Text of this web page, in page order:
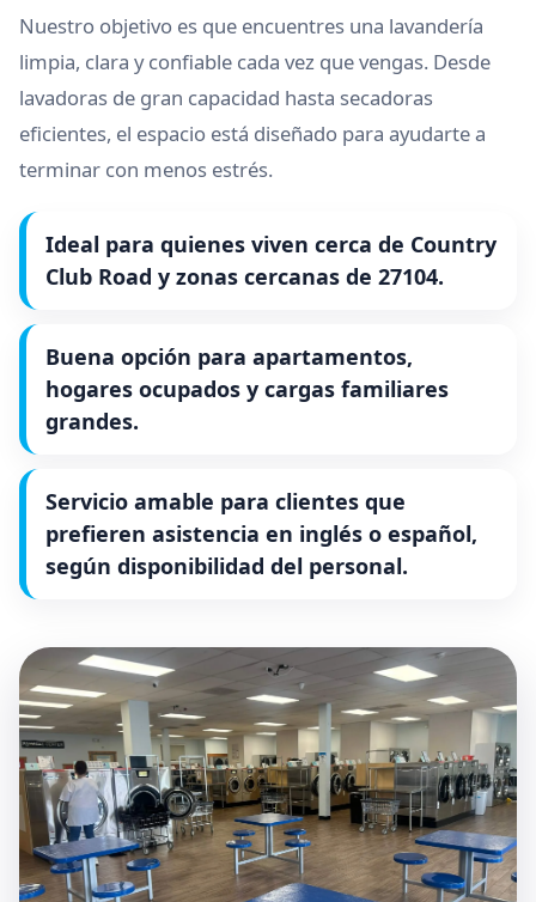
Nuestro objetivo es que encuentres una lavandería
limpia, clara y confiable cada vez que vengas. Desde
lavadoras de gran capacidad hasta secadoras
eficientes, el espacio está diseñado para ayudarte a
terminar con menos estrés.
Ideal para quienes viven cerca de Country
Club Road y zonas cercanas de 27104.
Buena opción para apartamentos,
hogares ocupados y cargas familiares
grandes.
Servicio amable para clientes que
prefieren asistencia en inglés o español,
según disponibilidad del personal.